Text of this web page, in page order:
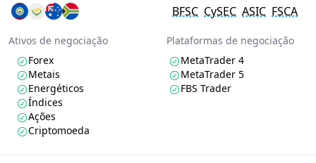
BFSC CySEC ASIC FSCA
Ativos de negociação
Forex
Metais
Energéticos
Índices
Ações
Criptomoeda
Plataformas de negociação
MetaTrader 4
MetaTrader 5
FBS Trader